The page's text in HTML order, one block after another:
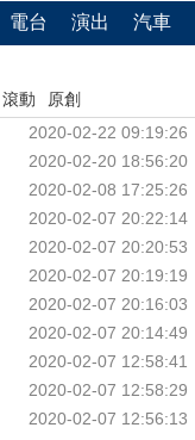
電台 演出 汽車
滾動
原創
2020-02-22 09:19:26
2020-02-20 18:56:20
2020-02-08 17:25:26
2020-02-07 20:22:14
2020-02-07 20:20:53
2020-02-07 20:19:19
2020-02-07 20:16:03
2020-02-07 20:14:49
2020-02-07 12:58:41
2020-02-07 12:58:29
2020-02-07 12:56:13